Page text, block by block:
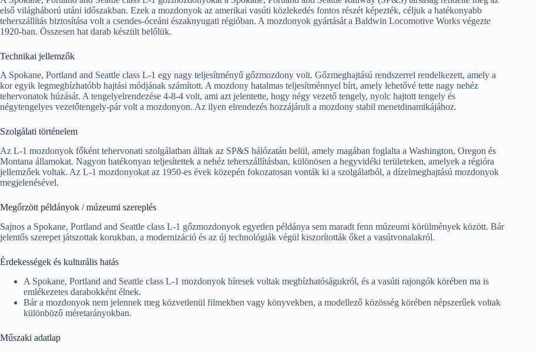
első világháború utáni időszakban. Ezek a mozdonyok az amerikai vasúti közlekedés fontos részét képezték, céljuk a hatékonyabb
teherszállítás biztosítása volt a csendes-óceáni északnyugati régióban. A mozdonyok gyártását a Baldwin Locomotive Works végezte
1920-ban. Összesen hat darab készült belőlük.
Technikai jellemzők
A Spokane, Portland and Seattle class L-1 egy nagy teljesítményű gőzmozdony volt. Gőzmeghajtású rendszerrel rendelkezett, amely a
kor egyik legmegbízhatóbb hajtási módjának számított. A mozdony hatalmas teljesítménnyel bírt, amely lehetővé tette nagy nehéz
tehervonatok húzását. A tengelyelrendezése 4-8-4 volt, ami azt jelentette, hogy négy vezető tengely, nyolc hajtott tengely és
négytengelyes vezetőtengely-pár volt a mozdonyon. Az ilyen elrendezés hozzájárult a mozdony stabil menetdinamikájához.
Szolgálati történelem
Az L-1 mozdonyok főként tehervonati szolgálatban álltak az SP&S hálózatán belül, amely magában foglalta a Washington, Oregon és
Montana államokat. Nagyon hatékonyan teljesítettek a nehéz teherszállításban, különösen a hegyvidéki területeken, amelyek a régióra
jellemzőek voltak. Az L-1 mozdonyokat az 1950-es évek közepén fokozatosan vonták ki a szolgálatból, a dízelmeghajtású mozdonyok
megjelenésével.
Megőrzött példányok / múzeumi szereplés
Sajnos a Spokane, Portland and Seattle class L-1 gőzmozdonyok egyetlen példánya sem maradt fenn múzeumi körülmények között. Bár
jelentős szerepet játszottak korukban, a modernizáció és az új technológiák végül kiszorították őket a vasútvonalakról.
Érdekességek és kulturális hatás
A Spokane, Portland and Seattle class L-1 mozdonyok híresek voltak megbízhatóságukról, és a vasúti rajongók körében ma is
emlékezetes darabokként élnek.
Bár a mozdonyok nem jelennek meg közvetlenül filmekben vagy könyvekben, a modellező közösség körében népszerűek voltak
különböző méretarányokban.
Műszaki adatlap